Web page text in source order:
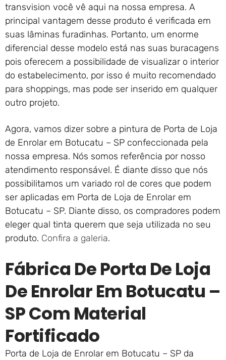
transvision você vê aqui na nossa empresa. A
principal vantagem desse produto é verificada em
suas lâminas furadinhas. Portanto, um enorme
diferencial desse modelo está nas suas buracagens
pois oferecem a possibilidade de visualizar o interior
do estabelecimento, por isso é muito recomendado
para shoppings, mas pode ser inserido em qualquer
outro projeto.
Agora, vamos dizer sobre a pintura de Porta de Loja
de Enrolar em Botucatu – SP confeccionada pela
nossa empresa. Nós somos referência por nosso
atendimento responsável. É diante disso que nós
possibilitamos um variado rol de cores que podem
ser aplicadas em Porta de Loja de Enrolar em
Botucatu – SP. Diante disso, os compradores podem
eleger qual tinta querem que seja utilizada no seu
produto. Confira a galeria.
Fábrica De Porta De Loja
De Enrolar Em Botucatu –
SP Com Material
Fortificado
Porta de Loja de Enrolar em Botucatu – SP da